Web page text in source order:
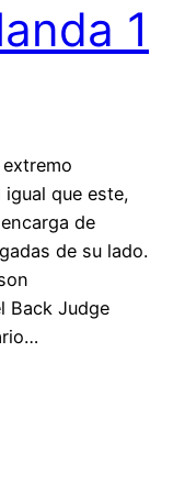
1
que este,
de
de su lado.
Back Judge